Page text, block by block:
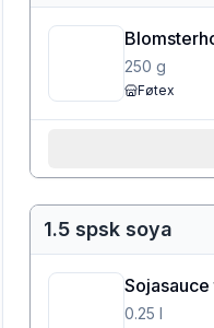
250 g
Føtex
1.5 spsk soya
Sojasauce
0.25 l